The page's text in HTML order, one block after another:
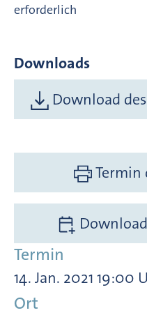
erforderlich
Downloads
Download
Termin
Termin
14. Jan. 2021 19:00
Ort